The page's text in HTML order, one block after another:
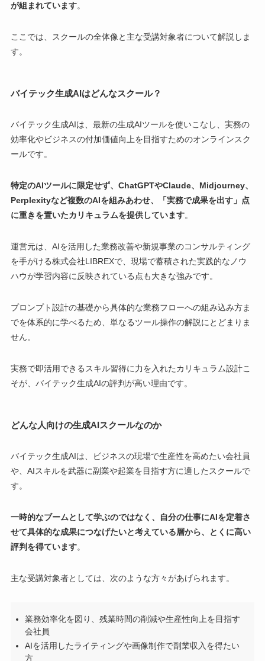
が組まれています。
ここでは、スクールの全体像と主な受講対象者について解説しま
す。
バイテック生成AIはどんなスクール？
バイテック生成AIは、最新の生成AIツールを使いこなし、実務の
効率化やビジネスの付加価値向上を目指すためのオンラインスク
ールです。
特定のAIツールに限定せず、ChatGPTやClaude、Midjourney、
Perplexityなど複数のAIを組みあわせ、「実務で成果を出す」点
に重きを置いたカリキュラムを提供しています。
運営元は、AIを活用した業務改善や新規事業のコンサルティング
を手がける株式会社LIBREXで、現場で蓄積された実践的なノウ
ハウが学習内容に反映されている点も大きな強みです。
プロンプト設計の基礎から具体的な業務フローへの組み込み方ま
でを体系的に学べるため、単なるツール操作の解説にとどまりま
せん。
実務で即活用できるスキル習得に力を入れたカリキュラム設計こ
そが、バイテック生成AIの評判が高い理由です。
どんな人向けの生成AIスクールなのか
バイテック生成AIは、ビジネスの現場で生産性を高めたい会社員
や、AIスキルを武器に副業や起業を目指す方に適したスクールで
す。
一時的なブームとして学ぶのではなく、自分の仕事にAIを定着さ
せて具体的な成果につなげたいと考えている層から、とくに高い
評判を得ています。
主な受講対象者としては、次のような方々があげられます。
業務効率化を図り、残業時間の削減や生産性向上を目指す
会社員
AIを活用したライティングや画像制作で副業収入を得たい
方